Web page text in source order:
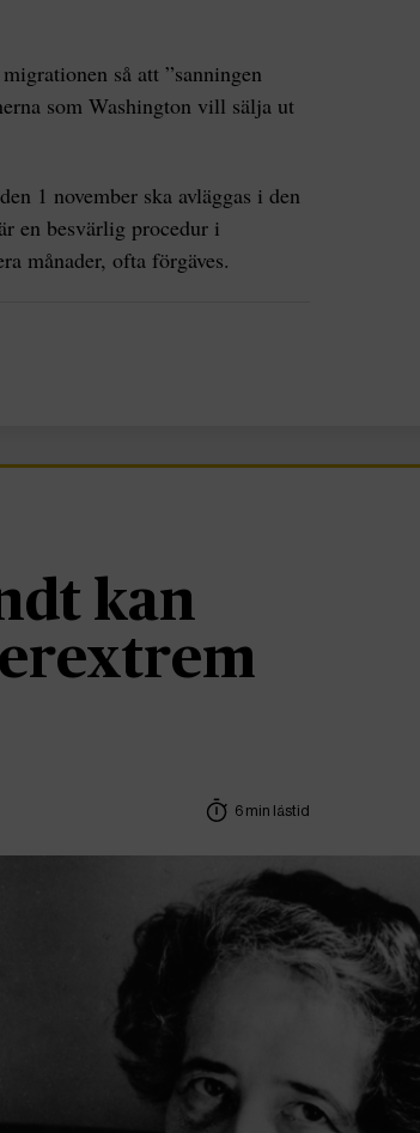
så att ”sanningen
som Washington vill sälja ut
1 november ska avläggas i den
en besvärlig procedur i
månader, ofta förgäves.
kan
6 min lästid